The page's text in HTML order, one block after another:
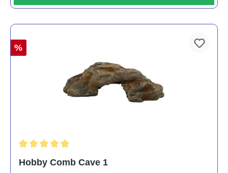
%
Hobby Comb Cave 1